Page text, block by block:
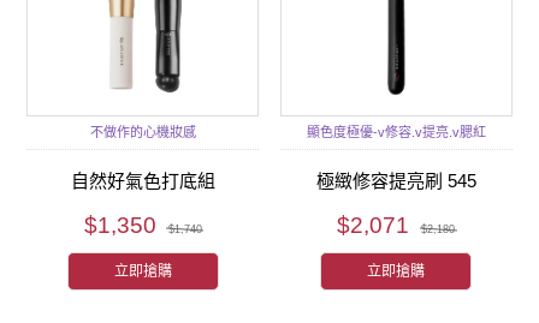
不做作的心機妝感
自然好氣色打底組
$1,350 $1,740
立即搶購
顯色度極優-v修容.v提亮.v腮紅
極緻修容提亮刷 545
$2,071 $2,180
立即搶購